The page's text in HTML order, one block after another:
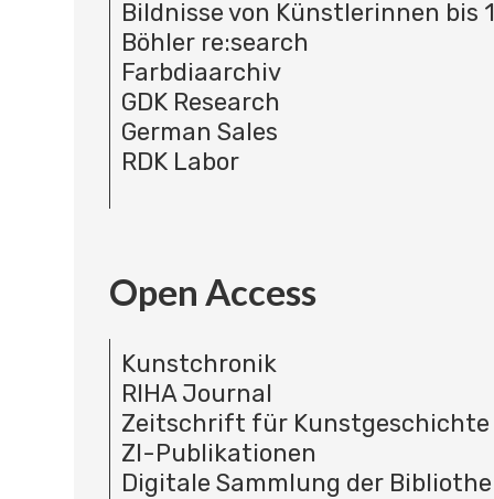
Bildnisse von Künstlerinnen bis
Böhler re:search
Farbdiaarchiv
GDK Research
German Sales
RDK Labor
Open Access
Kunstchronik
RIHA Journal
Zeitschrift für Kunstgeschichte
ZI-Publikationen
Digitale Sammlung der